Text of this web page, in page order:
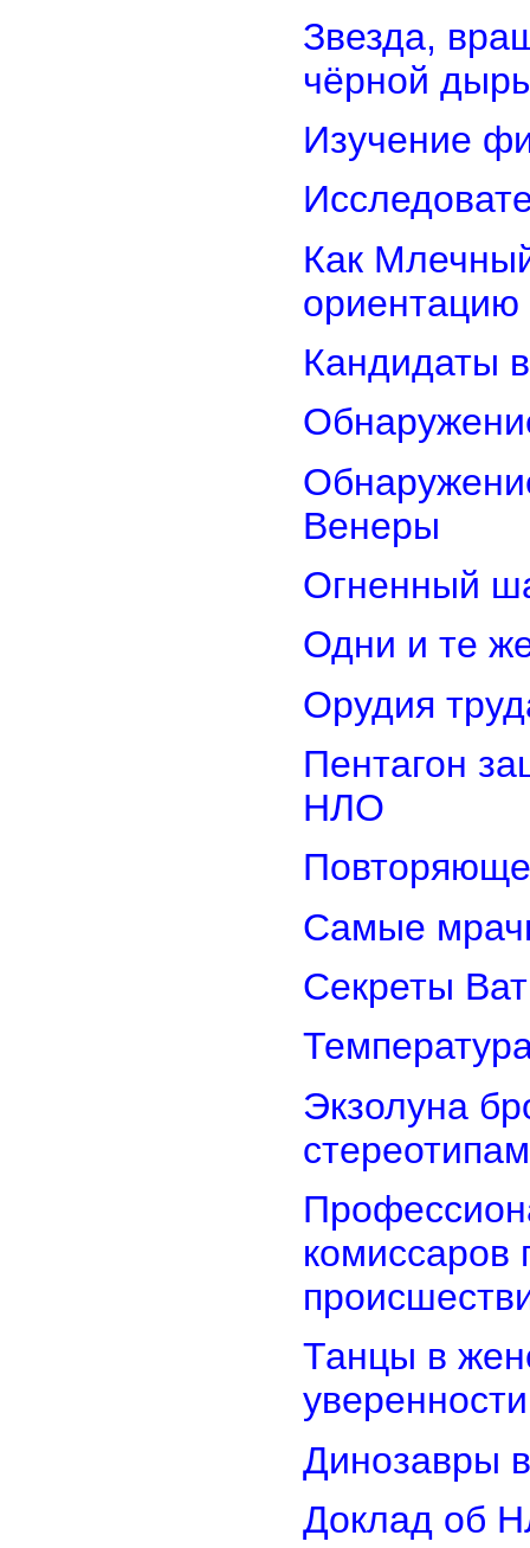
Звезда,
чёрной
Изучение
Как
ориентацию
Кандидаты
Венеры
Огненный
Одни и те
Орудия
Пентагон
НЛО
Самые
Секреты
Экзолуна
стереотипам
комиссаров
Танцы в
Динозавры
Доклад об